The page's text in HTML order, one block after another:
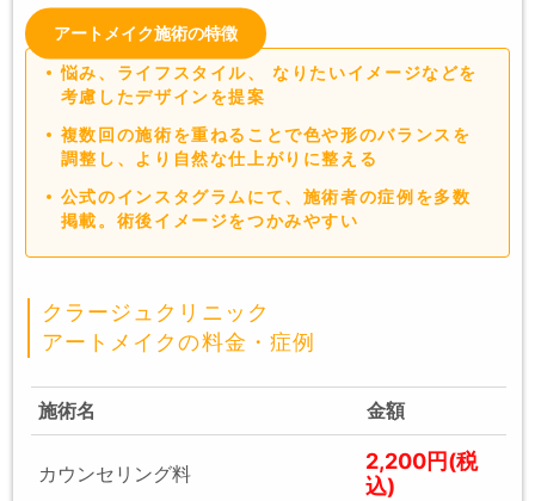
アートメイク施術の特徴
悩み、ライフスタイル、 なりたいイメージなどを
考慮したデザインを提案
複数回の施術を重ねることで色や形のバランスを
調整し、より自然な仕上がりに整える
公式のインスタグラムにて、施術者の症例を多数
掲載。術後イメージをつかみやすい
クラージュクリニック
アートメイクの料金・症例
施術名 金額
カウンセリング料
2,200円(税
込)